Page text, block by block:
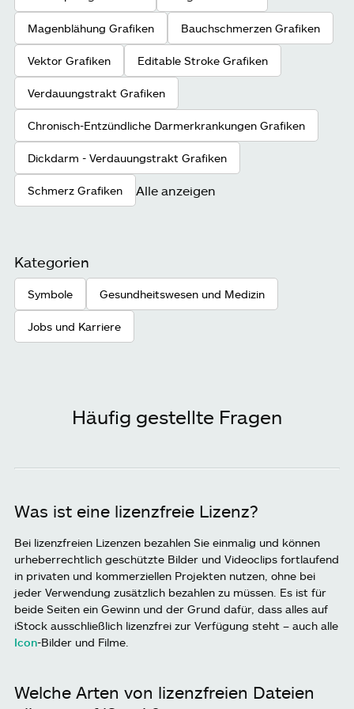
Magenblähung Grafiken Bauchschmerzen Grafiken
Vektor Grafiken Editable Stroke Grafiken
Verdauungstrakt Grafiken
Chronisch-Entzündliche Darmerkrankungen Grafiken
Dickdarm - Verdauungstrakt Grafiken
Schmerz Grafiken Alle anzeigen
Kategorien
Symbole Gesundheitswesen und Medizin
Jobs und Karriere
Häufig gestellte Fragen
Was ist eine lizenzfreie Lizenz?
Bei lizenzfreien Lizenzen bezahlen Sie einmalig und können
urheberrechtlich geschützte Bilder und Videoclips fortlaufend
in privaten und kommerziellen Projekten nutzen, ohne bei
jeder Verwendung zusätzlich bezahlen zu müssen. Es ist für
beide Seiten ein Gewinn und der Grund dafür, dass alles auf
iStock ausschließlich lizenzfrei zur Verfügung steht – auch alle
Icon-Bilder und Filme.
Welche Arten von lizenzfreien Dateien